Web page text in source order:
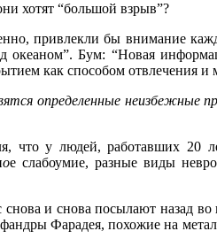
хотят “большой взрыв”?
привлекли бы внимание
океаном”. Бум: “Новая
как способом отвлечения и
определенные неизбежные
что у людей, работавших 20
ое слабоумие, разные виды
и снова посылают назад во
Фарадея, похожие на